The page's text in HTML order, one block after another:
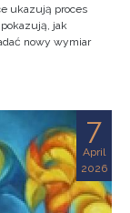
ukazują proces
jak
nowy wymiar
7
April
2026